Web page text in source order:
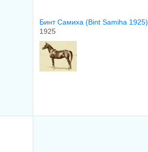
Бинт Самиха (Bint Samiha 1925)
1925